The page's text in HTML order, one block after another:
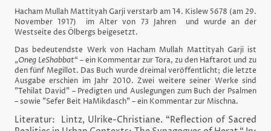
Hacham Mullah Mattityah Garji verstarb am 14. Kislew 5678 (am 29.
November 1917) im Alter von 73 Jahren und wurde an der
Westseite des Ölbergs beigesetzt.
Das bedeutendste Werk von Hacham Mullah Mattityah Garji ist
„Oneg LeShabbat“ – ein Kommentar zur Tora, zu den Haftarot und zu
den fünf Megillot. Das Buch wurde dreimal veröffentlicht; die letzte
Ausgabe erschien im Jahr 2010. Zwei weitere seiner Werke sind
"Tehilat David" – Predigten und Auslegungen zum Buch der Psalmen
– sowie "Sefer Beit HaMikdasch" – ein Kommentar zur Mischna.
Literatur: Lintz, Ulrike-Christiane. “Reflection of Sacred